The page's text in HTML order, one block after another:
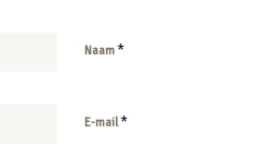
Naam*
E-mail*